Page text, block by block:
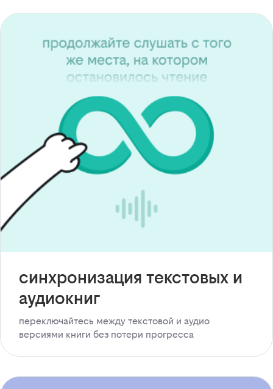
синхронизация текстовых и
аудиокниг
переключайтесь между текстовой и аудио
версиями книги без потери прогресса